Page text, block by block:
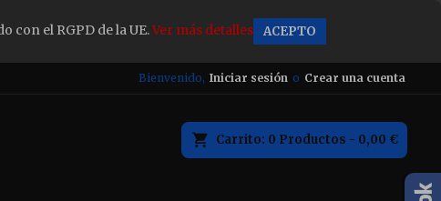
con el RGPD de la UE.Ver más detalles ACEPTO
Bienvenido, Iniciar sesión o Crear una cuenta
Carrito 0 Productos - 0,00 €
×